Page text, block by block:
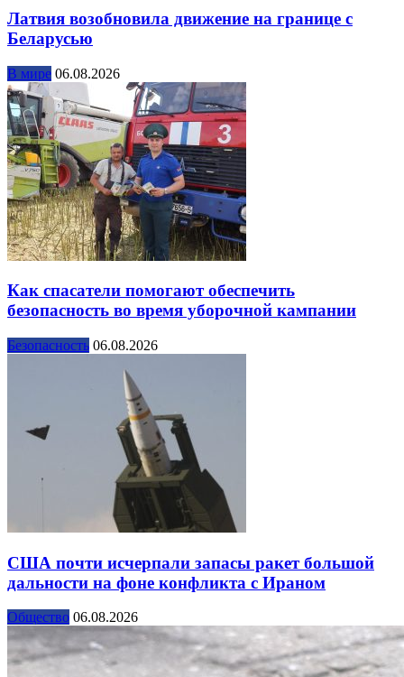
Латвия возобновила движение на границе с
Беларусью
В мире 06.08.2026
Как спасатели помогают обеспечить
безопасность во время уборочной кампании
Безопасность 06.08.2026
США почти исчерпали запасы ракет большой
дальности на фоне конфликта с Ираном
Общество 06.08.2026